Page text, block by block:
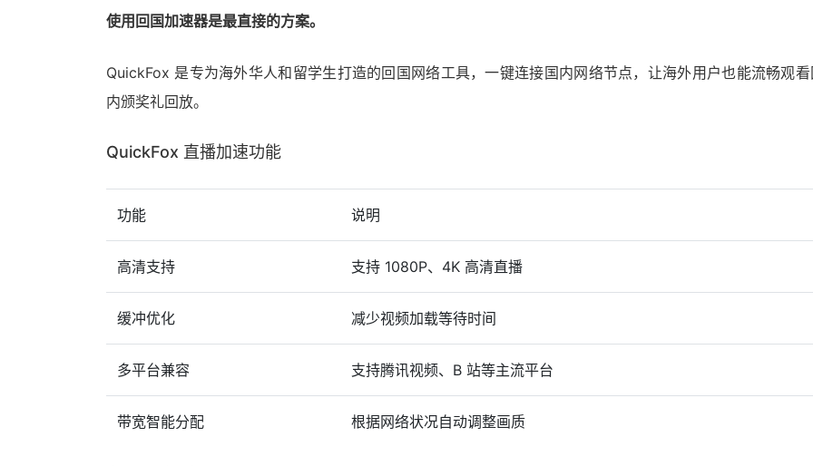
使用回国加速器是最直接的方案。
QuickFox 是专为海外华人和留学生打造的回国网络工具，一键连接国内网络节点，让海外用户也能流畅观
内颁奖礼回放。
QuickFox 直播加速功能
功能 说明
高清支持 支持 1080P、4K 高清直播
缓冲优化 减少视频加载等待时间
多平台兼容 支持腾讯视频、B 站等主流平台
带宽智能分配 根据网络状况自动调整画质